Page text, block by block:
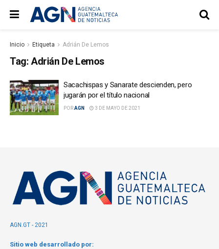
Inicio Etiqueta Adrián De Lemos
Tag: Adrián De Lemos
Sacachispas y Sanarate descienden, pero
jugarán por el título nacional
PORAGN 3 DE MAYO DE 2021
AGN.GT - 2021
Sitio web desarrollado por: